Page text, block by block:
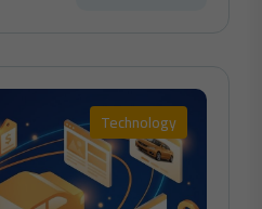
Technology